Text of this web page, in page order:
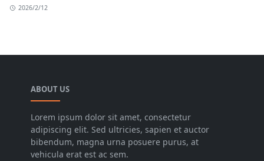
2026/2/12
ABOUT US
Lorem ipsum dolor sit amet, consectetur
adipiscing elit. Sed ultricies, sapien et auctor
bibendum, magna urna posuere purus, at
vehicula erat est ac sem.